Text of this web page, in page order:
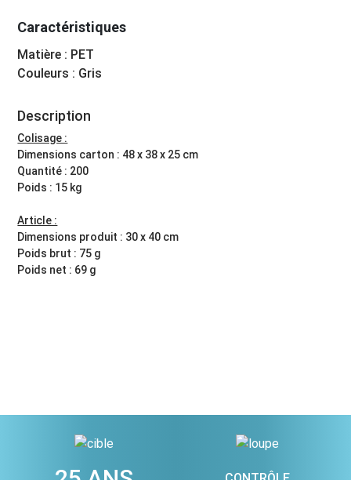
Caractéristiques
Matière : PET
Couleurs : Gris
Description
Colisage :
Dimensions carton : 48 x 38 x 25 cm
Quantité : 200
Poids : 15 kg
Article :
Dimensions produit : 30 x 40 cm
Poids brut : 75 g
Poids net : 69 g